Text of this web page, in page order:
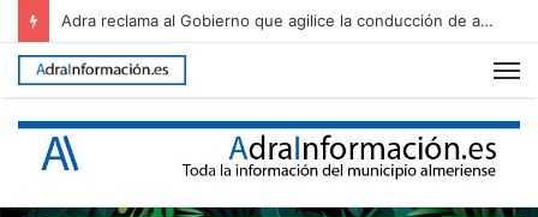
Adra ultima el dispositivo para recibir una nueva edición de The Juergas Rock Festival